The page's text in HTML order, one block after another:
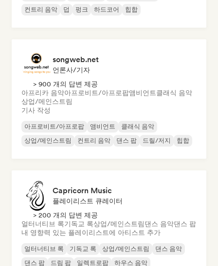
컨트리 음악
덥 펑크 하드코어 힙합
songweb.net
언론사/기자
> 900 개의 답변 제공
아프리카 음악아프로비트/아프로팝앰비언트클래식 음악
상업/메인스트림
기사 작성
아프로비트/아프로팝 앰비언트
클래식 음악
상업/메인스트림
컨트리 음악 댄스 팝 드릴/저지 힙합
Capricorn Music
플레이리스트 큐레이터
> 200 개의 답변 제공
얼터너티브 록기독교 록상업/메인스트림댄스 음악댄스 팝
내 영향력 있는 플레이리스트에 아티스트 추가
얼터너티브 록 기독교 록 상업/메인스트림
댄스 음악
댄스 팝
드림 팝 일렉트로팝 하우스 음악